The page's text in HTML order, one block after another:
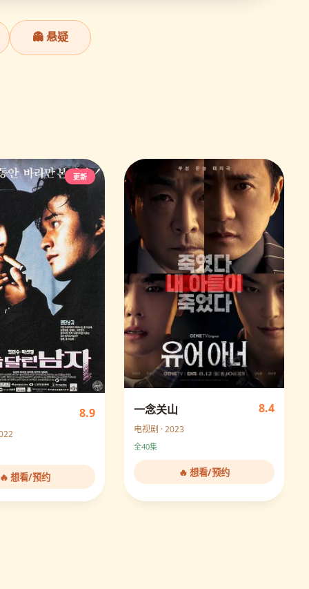
👻 悬疑
更新
8.9
🔥 想看/预约
一念关山 8.4
电视剧 · 2023
全40集
🔥 想看/预约